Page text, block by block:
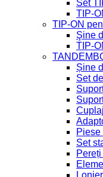
Set
TIP-
TIP-ON
Şine
TIP-
Șine
Set
Piese
Set